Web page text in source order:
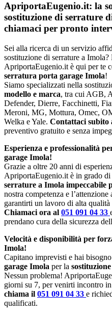
ApriportaEugenio.it: la
sostituzione di serrature
chiamaci per pronto
Sei alla ricerca di un servizio
sostituzione di serrature a
ApriportaEugenio.it è qui per te
serratura porta garage Imola!
Siamo specializzati nella
modello e marca, tra cui AGB,
Defender, Dierre, Facchinetti,
Meroni, MG, Mottura, Omec,
Welka e Yale. Contattaci subito
preventivo gratuito e senza
Esperienza e professionalità
garage Imola!
Grazie a oltre 20 anni di
ApriportaEugenio.it è in grado
serrature a Imola impeccabile
nostra competenza e
garantirti un lavoro di alta
Chiamaci ora al 051 091 04 33
prendano cura della sicurezza
Velocità e disponibilità per
Imola!
Capitano imprevisti e hai
garage Imola per la
Nessun problema!
giorni su 7, per venirti incontro
chiama il 051 091 04 33 e
qualificati.